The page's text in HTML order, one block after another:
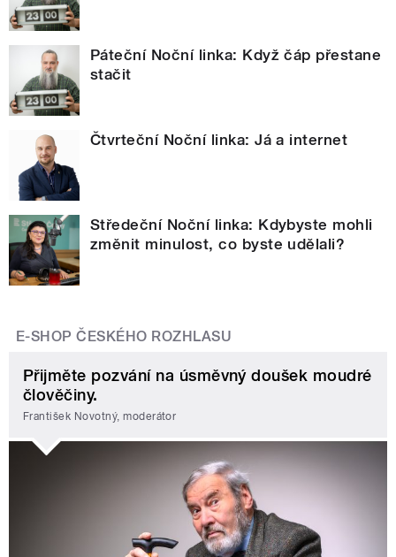
Páteční Noční linka: Když čáp přestane
stačit
Čtvrteční Noční linka: Já a internet
Středeční Noční linka: Kdybyste mohli
změnit minulost, co byste udělali?
E-SHOP ČESKÉHO ROZHLASU
Přijměte pozvání na úsměvný doušek moudré
člověčiny.
František Novotný, moderátor